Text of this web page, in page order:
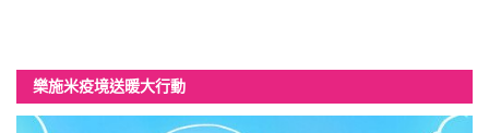
樂施米疫境送暖大行動